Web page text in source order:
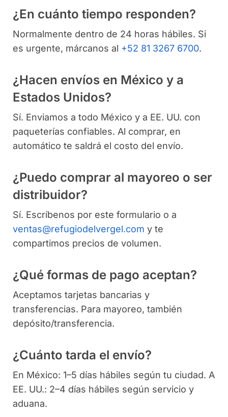
¿En cuánto tiempo responden?
Normalmente dentro de 24 horas hábiles. Si
es urgente, márcanos al +52 81 3267 6700.
¿Hacen envíos en México y a
Estados Unidos?
Sí. Enviamos a todo México y a EE. UU. con
paqueterías confiables. Al comprar, en
automático te saldrá el costo del envío.
¿Puedo comprar al mayoreo o ser
distribuidor?
Sí. Escríbenos por este formulario o a
ventas@refugiodelvergel.com y te
compartimos precios de volumen.
¿Qué formas de pago aceptan?
Aceptamos tarjetas bancarias y
transferencias. Para mayoreo, también
depósito/transferencia.
¿Cuánto tarda el envío?
En México: 1–5 días hábiles según tu ciudad. A
EE. UU.: 2–4 días hábiles según servicio y
aduana.